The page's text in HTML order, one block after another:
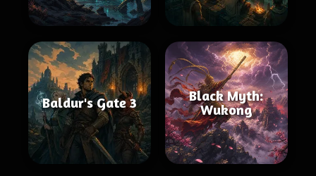
Baldur's Gate 3
Black Myth:
Wukong